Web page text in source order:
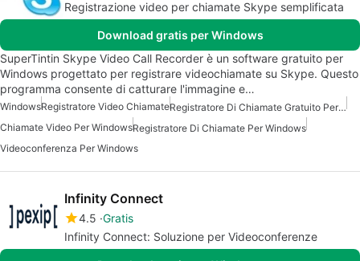
Registrazione video per chiamate Skype semplificata
Download gratis per Windows
SuperTintin Skype Video Call Recorder è un software gratuito per
Windows progettato per registrare videochiamate su Skype. Questo
programma consente di catturare l'immagine e…
WindowsRegistratore Video Chiamate
Registratore Di Chiamate Gratuito Per Windows
Chiamate Video Per WindowsRegistratore Di Chiamate Per Windows
Videoconferenza Per Windows
Infinity Connect
4.5 Gratis
Infinity Connect: Soluzione per Videoconferenze